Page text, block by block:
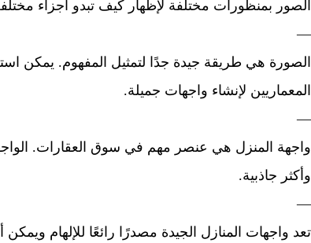
الصور بمنظورات مختلفة لإظهار كيف تبدو أجزاء
—
الصورة هي طريقة جيدة جدًا لتمثيل المفهوم. يمكن
المعماريين لإنشاء واجهات جميلة.
—
واجهة المنزل هي عنصر مهم في سوق العقارات.
وأكثر جاذبية.
—
تعد واجهات المنازل الجيدة مصدرًا رائعًا للإلهام